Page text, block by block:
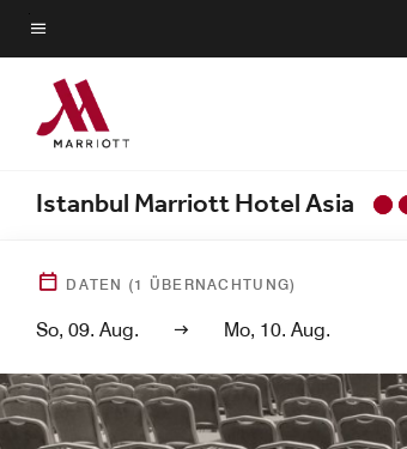
Skip
to
main
content
Menütext
Istanbul Marriott Hotel Asia
DATEN (1 ÜBERNACHTUNG)
So, 09. Aug. Mo, 10. Aug.